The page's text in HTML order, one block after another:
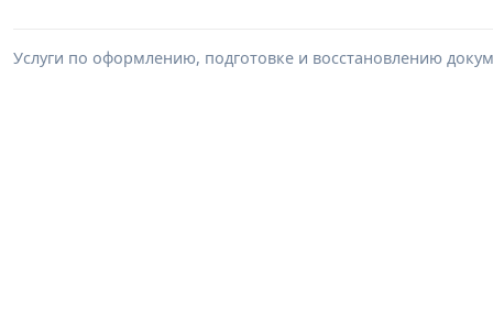
Услуги по оформлению, подготовке и восстановлению